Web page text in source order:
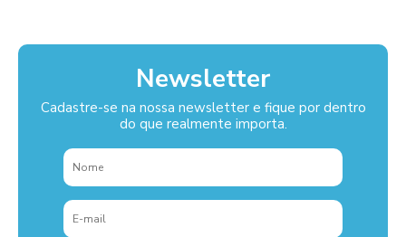
Newsletter
Cadastre-se na nossa newsletter e fique por dentro
do que realmente importa.